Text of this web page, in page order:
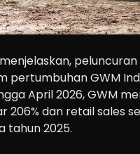
pertumbuhan GWM
April 2026, GWM
206% dan retail sales
tahun 2025.